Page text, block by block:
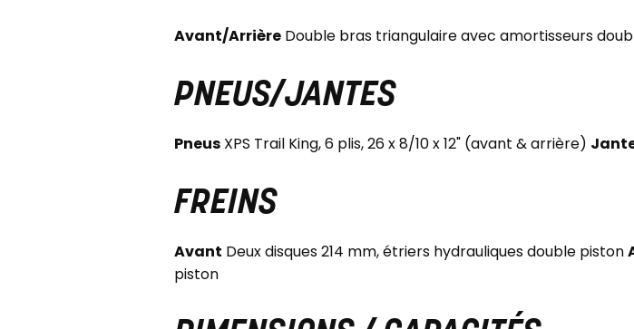
Avant/Arrière Double bras triangulaire avec amortisseurs
PNEUS/JANTES
Pneus XPS Trail King, 6 plis, 26 x 8/10 x 12" (avant & arrière)
FREINS
Avant Deux disques 214 mm, étriers hydrauliques double piston
piston